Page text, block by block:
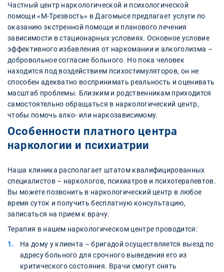
Частный центр наркологической и психологической
помощи «М-Трезвость» в Дагомысе предлагает услуги по
оказанию экстренной помощи и планового лечения
зависимости в стационарных условиях. Основное условие
эффективного избавления от наркомании и алкоголизма –
добровольное согласие больного. Но пока человек
находится под воздействием психостимуляторов, он не
способен адекватно воспринимать реальность и оценивать
масштаб проблемы. Близким и родственникам приходится
самостоятельно обращаться в наркологический центр,
чтобы помочь алко- или наркозависимому.
Особенности платного центра
наркологии и психиатрии
Наша клиника располагает штатом квалифицированных
специалистов – наркологов, психиатров и психотерапевтов.
Вы можете позвонить в наркологический центр в любое
время суток и получить бесплатную консультацию,
записаться на прием к врачу.
Терапия в нашем наркологическом центре проводится:
На дому у клиента – бригадой осуществляется выезд по
адресу больного для срочного выведения его из
критического состояния. Врачи смогут снять